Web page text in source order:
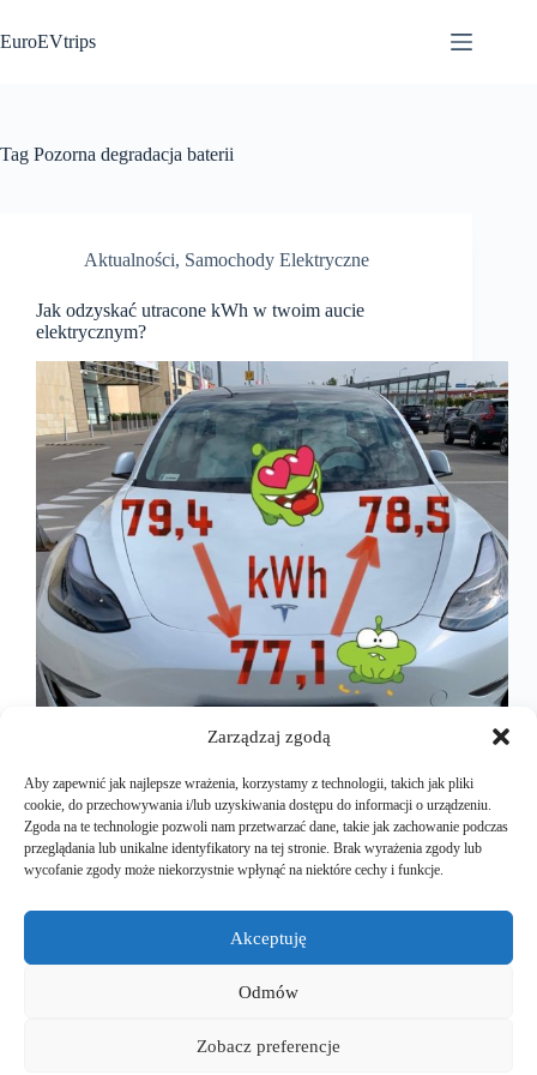
Zarządzaj zgodą
Aby zapewnić jak najlepsze wrażenia, korzystamy z technologii, takich jak pliki
cookie, do przechowywania i/lub uzyskiwania dostępu do informacji o urządzeniu.
Zgoda na te technologie pozwoli nam przetwarzać dane, takie jak zachowanie podczas
przeglądania lub unikalne identyfikatory na tej stronie. Brak wyrażenia zgody lub
wycofanie zgody może niekorzystnie wpłynąć na niektóre cechy i funkcje.
Akceptuję
Odmów
Zobacz preferencje
do
treści
EuroEVtrips
Tag Pozorna degradacja baterii
Aktualności, Samochody Elektryczne
Jak odzyskać utracone kWh w twoim aucie
elektrycznym?
Jak odzyskać utracone kWh w twoim aucie
elektrycznym? To możliwe, choć tylko częściowo.
“odzyskiwania” utraconych kWh – jak to działa? W
modelu 3 z 2021 roku (na którym przeprowadziłem
cały eksperyment) BMS (Battery…